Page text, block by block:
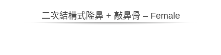
二次結構式隆鼻 + 敲鼻骨 – Female